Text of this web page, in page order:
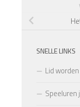
SNELLE LINKS
Lid worden
Speeluren